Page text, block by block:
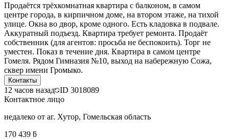
Продаётся трёхкомнатная квартира с балконом, в самом
центре города, в кирпичном доме, на втором этаже, на тихой
улице. Окна во двор, кроме одного. Есть кладовка в подвале.
Аккуратный подъезд. Квартира требует ремонта. Продаёт
собственник (для агентов: просьба не беспокоить). Торг не
уместен. Показ в течение дня. Квартира в самом центре
Гомеля. Рядом Гимназия №10, выход на набережную Сожа,
сквер имени Громыко.
Контакты
12 часов назад ID 3018089
Контактное лицо
недалеко от аг. Хутор, Гомельская область
170 439 ƃ